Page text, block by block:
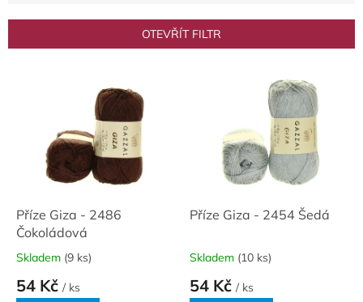
r
OTEVŘÍT FILTR
Příze Giza - 2486
Čokoládová
Skladem (9 ks)
54 Kč / ks
Příze Giza - 2454 Šedá
Skladem (10 ks)
54 Kč / ks